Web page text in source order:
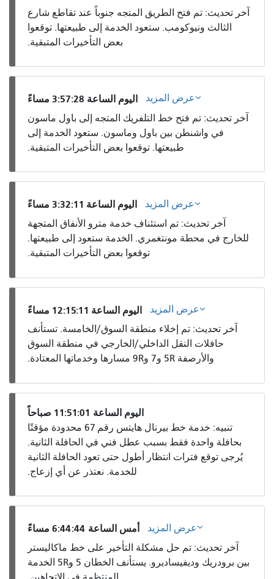
آخر تحديث: تم فتح الطريق المتجه جنوباً عند تقاطع شارع
الثالث ونيوكومب. ستعود الخدمة إلى طبيعتها. توقعوا
بعض التأخيرات المتبقية.
اليوم الساعة 3:57:28 مساءً
عرض المزيد
آخر تحديث: تم فتح خط التلفريك المتجه إلى باول ماسون
في واشنطن بين باول وماسون. ستعود الخدمة إلى
طبيعتها. توقعوا بعض التأخيرات المتبقية.
اليوم الساعة 3:32:11 مساءً
عرض المزيد
آخر تحديث: تم استئناف خدمة مترو الأنفاق المتجهة
للخارج في محطة مونتغمري. الخدمة ستعود إلى طبيعتها.
توقعوا بعض التأخيرات المتبقية.
اليوم الساعة 12:15:11 مساءً
عرض المزيد
آخر تحديث: تم إخلاء منطقة السوق/الخامسة. تستأنف
حافلات النقل الداخلي/الخارجي في منطقة السوق
والأرصفة 5R و7 و9R مسارها وخدماتها المعتادة.
اليوم الساعة 11:51:01 صباحاً
تنبيه: خدمة خط بيرنال هايتس رقم 67 محدودة مؤقتًا
بحافلة واحدة فقط بسبب عطل فني في الحافلة الثانية.
يُرجى توقع فترات انتظار أطول حتى تعود الحافلة الثانية
للخدمة. نعتذر عن أي إزعاج.
أمس الساعة 6:44:44 مساءً
عرض المزيد
آخر تحديث: تم حل مشكلة التأخير على خط ماكاليستر
بين برودريك وديفيساديرو. يستأنف الخطان 5 و5R الخدمة